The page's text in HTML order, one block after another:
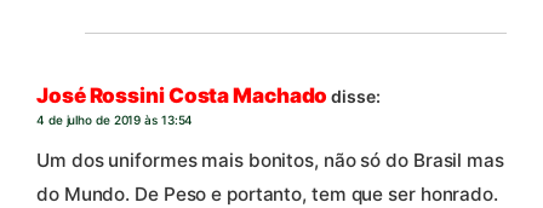
José Rossini Costa Machado disse:
4 de julho de 2019 às 13:54
Um dos uniformes mais bonitos, não só do Brasil mas
do Mundo. De Peso e portanto, tem que ser honrado.